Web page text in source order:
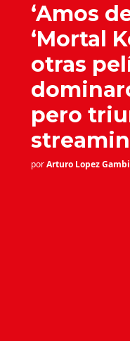
‘Amos
‘Mortal
otras
pero
porArturo Lopez